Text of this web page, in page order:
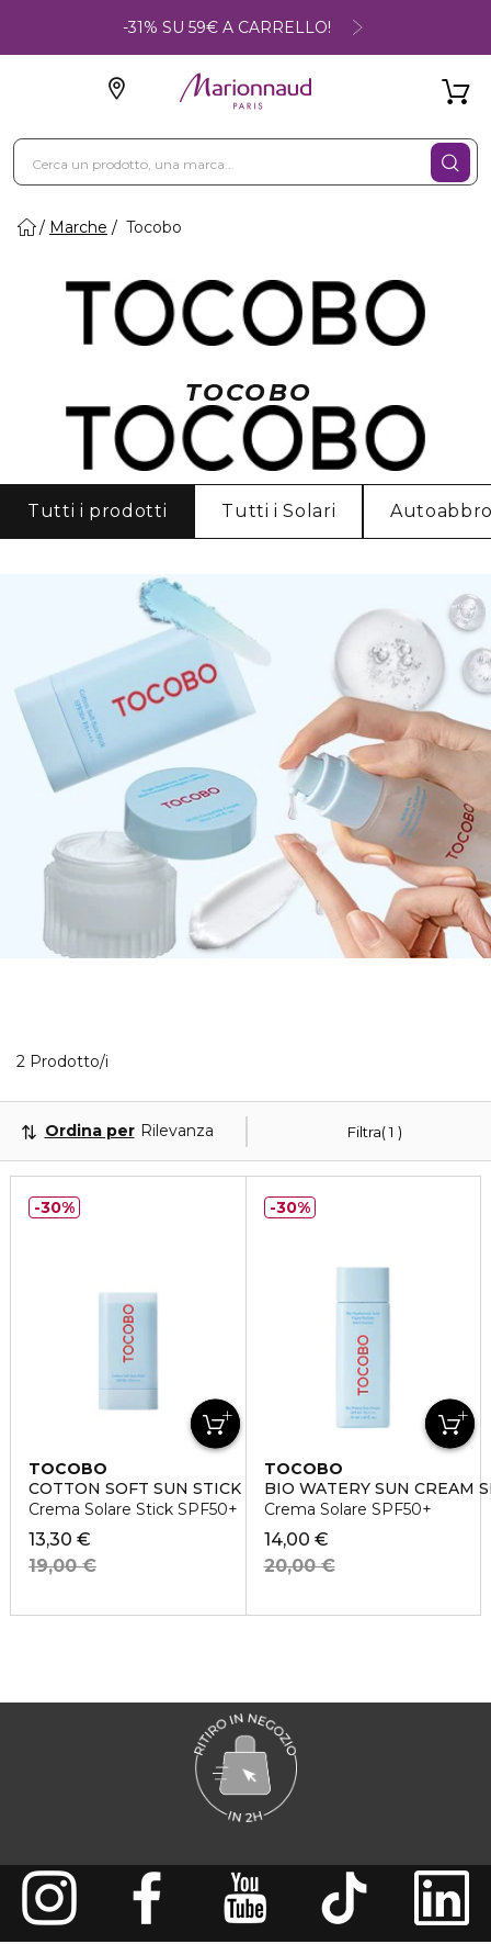
-31% SU 59€ A CARRELLO!
Marche Tocobo
TOCOBO
Tutti i prodotti Tutti i Solari
2 Prodotto/i
Filtra 1
Ordina per Rilevanza
TOCOBO
COTTON SOFT SUN STICK SPF50+
Crema Solare Stick SPF50+
13,30 €
19,00 €
30%
TOCOBO
BIO WATERY SUN CREAM
Crema Solare SPF50+
14,00 €
20,00 €
30%